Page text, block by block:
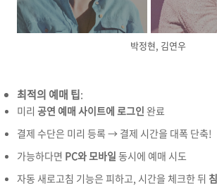
박정현, 김연우
최적의 예매 팁:
미리 공연 예매 사이트에 로그인 완료
결제 수단은 미리 등록 → 결제 시간을 대폭 단축!
가능하다면 PC와 모바일 동시에 예매 시도
자동 새로고침 기능은 피하고, 시간을 체크한 뒤